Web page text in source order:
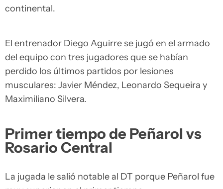
continental.
El entrenador Diego Aguirre se jugó en el armado
del equipo con tres jugadores que se habían
perdido los últimos partidos por lesiones
musculares: Javier Méndez, Leonardo Sequeira y
Maximiliano Silvera.
Primer tiempo de Peñarol vs
Rosario Central
La jugada le salió notable al DT porque Peñarol fue